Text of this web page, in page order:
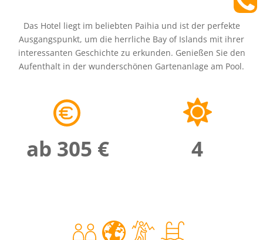
Das Hotel liegt im beliebten Paihia und ist der perfekte
Ausgangspunkt, um die herrliche Bay of Islands mit ihrer
interessanten Geschichte zu erkunden. Genießen Sie den
Aufenthalt in der wunderschönen Gartenanlage am Pool.
ab 305 € 4